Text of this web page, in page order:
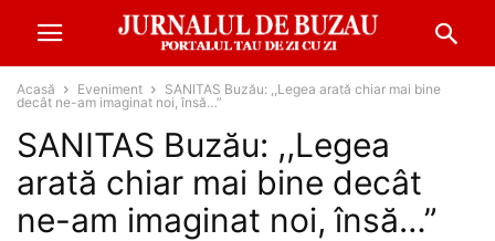
Acasă Eveniment
SANITAS Buzău: ,,Legea arată chiar mai bine
decât ne-am imaginat noi, însă…”
SANITAS Buzău: ,,Legea
arată chiar mai bine decât
ne-am imaginat noi, însă…”